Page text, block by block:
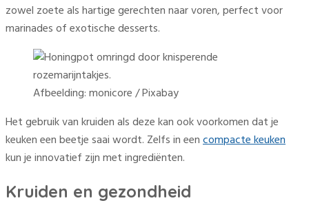
zowel zoete als hartige gerechten naar voren, perfect voor
marinades of exotische desserts.
Afbeelding: monicore / Pixabay
Het gebruik van kruiden als deze kan ook voorkomen dat je
keuken een beetje saai wordt. Zelfs in eencompacte keuken
kun je innovatief zijn met ingrediënten.
Kruiden en gezondheid